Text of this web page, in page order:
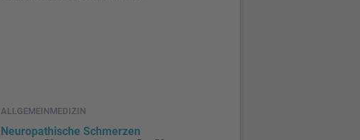
ALLGEMEINMEDIZIN
Neuropathische Schmerzen